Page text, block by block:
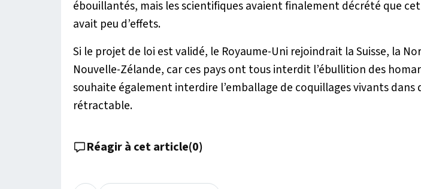
ébouillantés, mais les scientifiques avaient finalement décrété que
avait peu d’effets.
Si le projet de loi est validé, le Royaume-Uni rejoindrait la Suisse, la
Nouvelle-Zélande, car ces pays ont tous interdit l’ébullition des
souhaite également interdire l’emballage de coquillages vivants dans
rétractable.
Réagir à cet article(0)